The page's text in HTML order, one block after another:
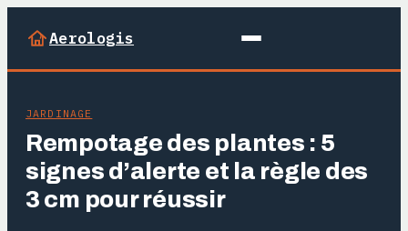
Aerologis
JARDINAGE
Rempotage des plantes : 5
signes d’alerte et la règle des
3 cm pour réussir